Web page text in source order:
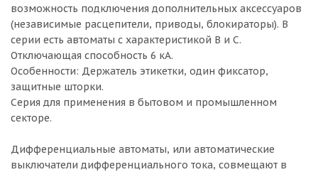
возможность подключения дополнительных аксессуаров
(независимые расцепители, приводы, блокираторы). В
серии есть автоматы с характеристикой B и С.
Отключающая способность 6 кА.
Особенности: Держатель этикетки, один фиксатор,
защитные шторки.
Серия для применения в бытовом и промышленном
секторе.
Дифференциальные автоматы, или автоматические
выключатели дифференциального тока, совмещают в